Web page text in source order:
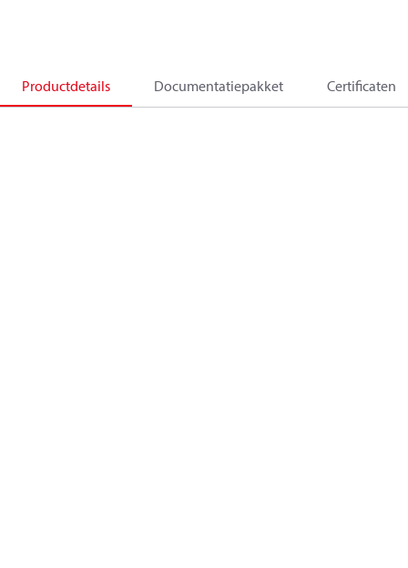
Productdetails Documentatiepakket Certificaten